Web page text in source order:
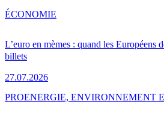
L’euro en mèmes : quand les Européens
billets
27.07.2026
ÉCONOMIE
PROENERGIE, ENVIRONNEMENT